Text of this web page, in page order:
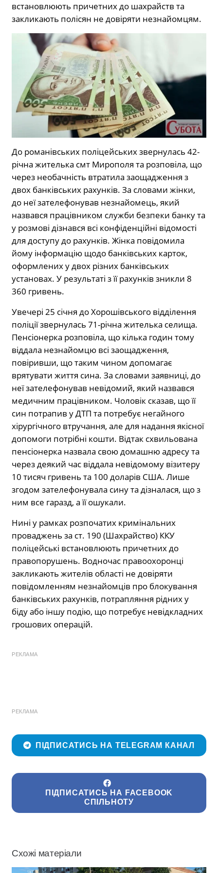
встановлюють причетних до шахрайств та
закликають полісян не довіряти незнайомцям.
До романівських поліцейських звернулась 42-
річна жителька смт Мирополя та розповіла, що
через необачність втратила заощадження з
двох банківських рахунків. За словами жінки,
до неї зателефонував незнайомець, який
назвався працівником служби безпеки банку та
у розмові дізнався всі конфіденційні відомості
для доступу до рахунків. Жінка повідомила
йому інформацію щодо банківських карток,
оформлених у двох різних банківських
установах. У результаті з її рахунків зникли 8
360 гривень.
Увечері 25 січня до Хорошівського відділення
поліції звернулась 71-річна жителька селища.
Пенсіонерка розповіла, що кілька годин тому
віддала незнайомцю всі заощадження,
повіривши, що таким чином допомагає
врятувати життя сина. За словами заявниці, до
неї зателефонував невідомий, який назвався
медичним працівником. Чоловік сказав, що її
син потрапив у ДТП та потребує негайного
хірургічного втручання, але для надання якісної
допомоги потрібні кошти. Відтак схвильована
пенсіонерка назвала свою домашню адресу та
через деякий час віддала невідомому візитеру
10 тисяч гривень та 100 доларів США. Лише
згодом зателефонувала сину та дізналася, що з
ним все гаразд, а її ошукали.
Нині у рамках розпочатих кримінальних
проваджень за ст. 190 (Шахрайство) ККУ
поліцейські встановлюють причетних до
правопорушень. Водночас правоохоронці
закликають жителів області не довіряти
повідомленням незнайомців про блокування
банківських рахунків, потрапляння рідних у
біду або іншу подію, що потребує невідкладних
грошових операцій.
РЕКЛАМА
РЕКЛАМА
ПІДПИСАТИСЬ НА TELEGRAM КАНАЛ
ПІДПИСАТИСЬ НА FACEBOOK
СПІЛЬНОТУ
Схожі матеріали